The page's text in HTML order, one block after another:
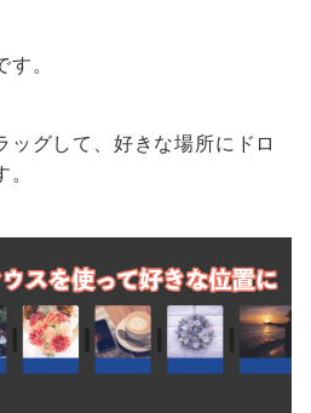
。
ッグして、好きな場所にドロ